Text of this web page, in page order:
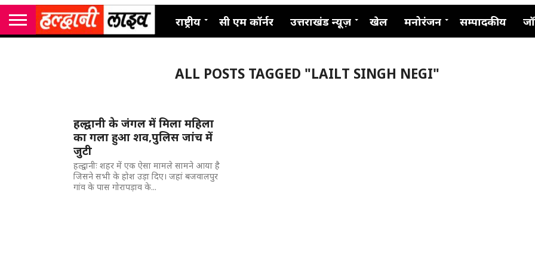
राष्ट्रीय सी एम कॉर्नर उत्तराखंड न्यूज़ खेल मनोरंजन सम्पादकीय
ALL POSTS TAGGED "LAILT SINGH NEGI"
हल्द्वानी के जंगल में मिला महिला
का गला हुआ शव,पुलिस जांच में
जुटी
हल्द्वानीः शहर में एक ऐसा मामले सामने आया है
जिसने सभी के होश उड़ा दिए। जहां बजवालपुर
गांव के पास गोरापड़ाव के...